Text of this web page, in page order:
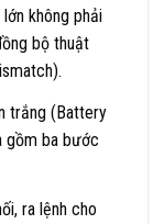
không phải
bộ thuật
trắng (Battery
gồm ba bước
ra lệnh cho